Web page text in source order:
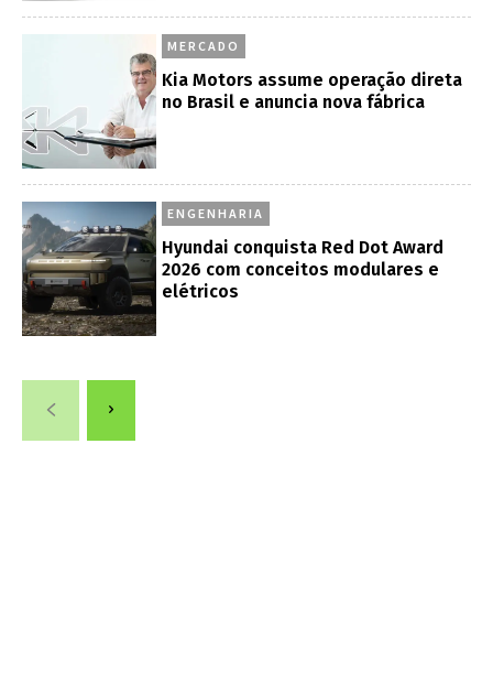
MERCADO
Kia Motors assume operação direta
no Brasil e anuncia nova fábrica
ENGENHARIA
Hyundai conquista Red Dot Award
2026 com conceitos modulares e
elétricos